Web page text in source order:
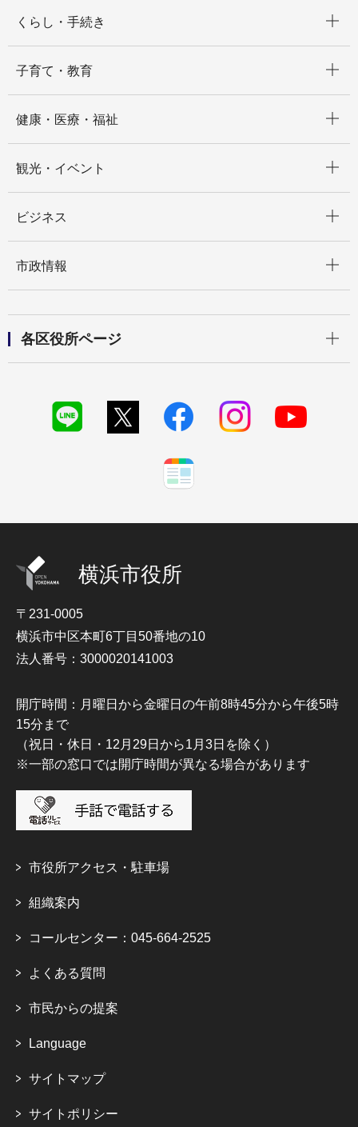
くらし・手続き
子育て・教育
健康・医療・福祉
観光・イベント
ビジネス
市政情報
各区役所ページ
横浜市役所
〒231-0005
横浜市中区本町6丁目50番地の10
法人番号：3000020141003
開庁時間：月曜日から金曜日の午前8時45分から午後5時
15分まで
（祝日・休日・12月29日から1月3日を除く）
※一部の窓口では開庁時間が異なる場合があります
市役所アクセス・駐車場
組織案内
コールセンター：045-664-2525
よくある質問
市民からの提案
Language
サイトマップ
サイトポリシー